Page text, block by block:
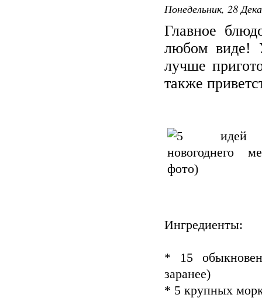
Понедельник, 28
Главное
любом виде!
лучше
также
Ингредиенты:
* 15
заранее)
* 5 крупных